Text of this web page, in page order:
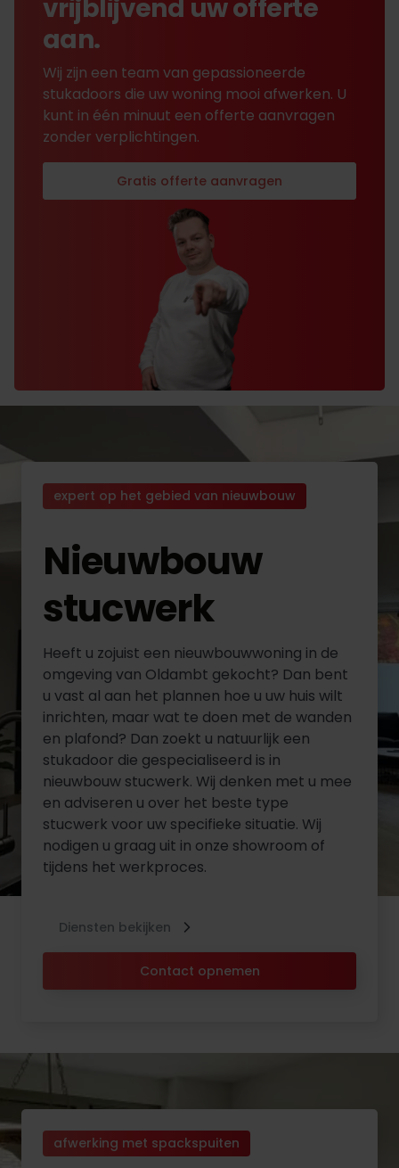
vrijblijvend uw offerte
aan.
Wij zijn een team van gepassioneerde
stukadoors die uw woning mooi afwerken. U
kunt in één minuut een offerte aanvragen
zonder verplichtingen.
Gratis offerte aanvragen
expert op het gebied van nieuwbouw
Nieuwbouw
stucwerk
Heeft u zojuist een nieuwbouwwoning in de
omgeving van Oldambt gekocht? Dan bent
u vast al aan het plannen hoe u uw huis wilt
inrichten, maar wat te doen met de wanden
en plafond? Dan zoekt u natuurlijk een
stukadoor die gespecialiseerd is in
nieuwbouw stucwerk. Wij denken met u mee
en adviseren u over het beste type
stucwerk voor uw specifieke situatie. Wij
nodigen u graag uit in onze showroom of
tijdens het werkproces.
Contact opnemen
Diensten bekijken
afwerking met spackspuiten